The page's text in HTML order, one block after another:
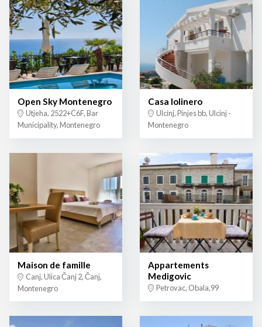
Open Sky Montenegro
Utjeha, 2522+C6F, Bar
Municipality, Montenegro
Casa lolinero
Ulcinj, Pinjes bb, Ulcinj -
Montenegro
Maison de famille
Canj, Ulica Čanj 2, Čanj,
Montenegro
Appartements
Medigovic
Petrovac, Obala,99